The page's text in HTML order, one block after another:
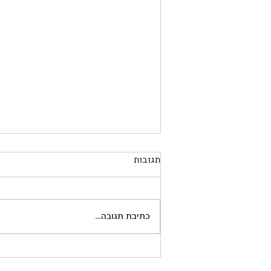
תגובות
כתיבת תגובה...